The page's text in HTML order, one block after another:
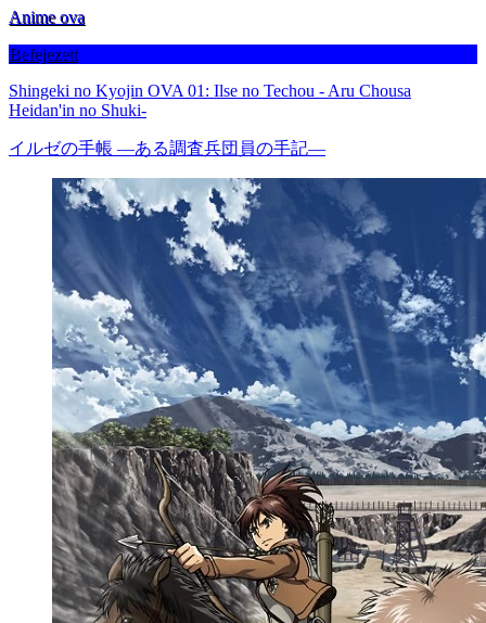
Anime ova
Befejezett
Shingeki no Kyojin OVA 01: Ilse no Techou - Aru Chousa
Heidan'in no Shuki-
イルゼの手帳 ―ある調査兵団員の手記―